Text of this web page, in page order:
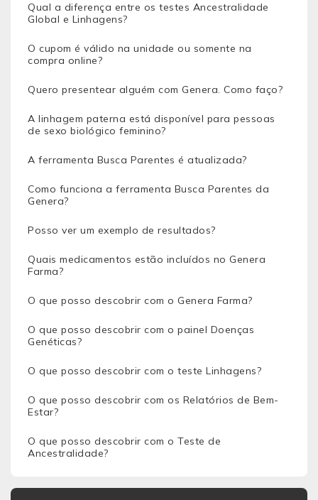
Qual a diferença entre os testes Ancestralidade
Global e Linhagens?
O cupom é válido na unidade ou somente na
compra online?
Quero presentear alguém com Genera. Como faço?
A linhagem paterna está disponível para pessoas
de sexo biológico feminino?
A ferramenta Busca Parentes é atualizada?
Como funciona a ferramenta Busca Parentes da
Genera?
Posso ver um exemplo de resultados?
Quais medicamentos estão incluídos no Genera
Farma?
O que posso descobrir com o Genera Farma?
O que posso descobrir com o painel Doenças
Genéticas?
O que posso descobrir com o teste Linhagens?
O que posso descobrir com os Relatórios de Bem-
Estar?
O que posso descobrir com o Teste de
Ancestralidade?